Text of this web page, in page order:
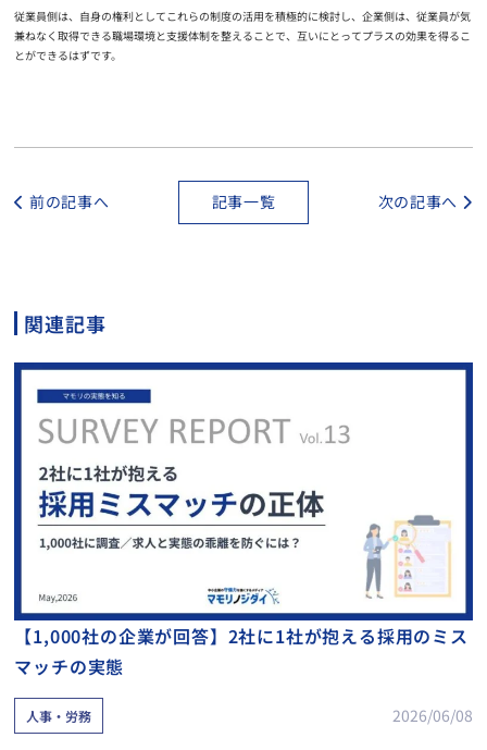
従業員側は、自身の権利としてこれらの制度の活用を積極的に検討し、企業側は、従業員が気
兼ねなく取得できる職場環境と支援体制を整えることで、互いにとってプラスの効果を得るこ
とができるはずです。
前の記事へ 記事一覧 次の記事へ
関連記事
【1,000社の企業が回答】2社に1社が抱える採用のミス
マッチの実態
人事・労務 2026/06/08